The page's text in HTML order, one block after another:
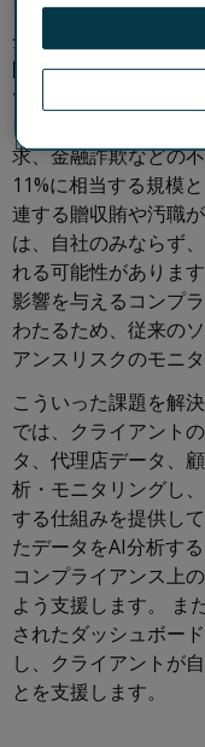
金融・保険業界にお
問題により、毎年、
ています。アジア太
求、金融詐欺などの
11%に相当する規模
連する贈収賄や汚職
は、自社のみならず
れる可能性がありま
影響を与えるコンプ
わたるため、従来の
アンスリスクのモニ
こういった課題を解
では、クライアント
タ、代理店データ、
析・モニタリングし
する仕組みを提供し
たデータをAI分析す
コンプライアンス上
よう支援します。 ま
されたダッシュボー
し、クライアントが
とを支援します。